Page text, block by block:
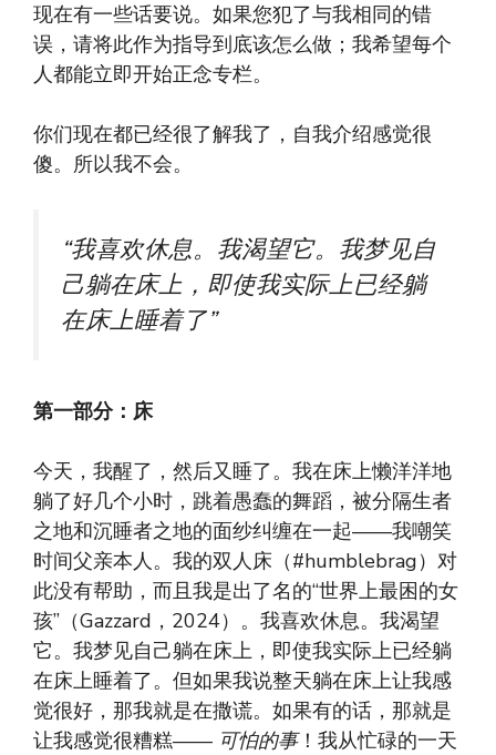
现在有一些话要说。如果您犯了与我相同的错
误，请将此作为指导到底该怎么做；我希望每个
人都能立即开始正念专栏。
你们现在都已经很了解我了，自我介绍感觉很
傻。所以我不会。
“我喜欢休息。我渴望它。我梦见自
己躺在床上，即使我实际上已经躺
在床上睡着了”
第一部分：床
今天，我醒了，然后又睡了。我在床上懒洋洋地
躺了好几个小时，跳着愚蠢的舞蹈，被分隔生者
之地和沉睡者之地的面纱纠缠在一起——我嘲笑
时间父亲本人。我的双人床（#humblebrag）对
此没有帮助，而且我是出了名的“世界上最困的女
孩”（Gazzard，2024）。我喜欢休息。我渴望
它。我梦见自己躺在床上，即使我实际上已经躺
在床上睡着了。但如果我说整天躺在床上让我感
觉很好，那我就是在撒谎。如果有的话，那就是
让我感觉很糟糕—— 可怕的事！我从忙碌的一天